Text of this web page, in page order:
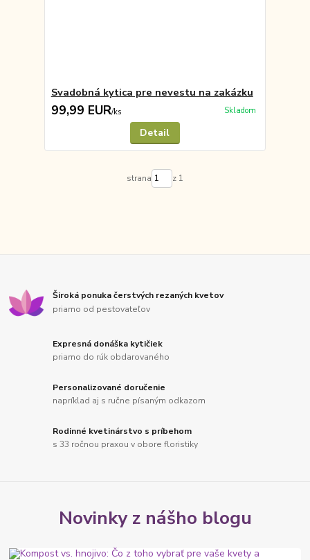
Svadobná kytica pre nevestu na zakázku
99,99 EUR/ks Skladom
Detail
strana z 1
Široká ponuka čerstvých rezaných kvetov
priamo od pestovateľov
Expresná donáška kytičiek
priamo do rúk obdarovaného
Personalizované doručenie
napríklad aj s ručne písaným odkazom
Rodinné kvetinárstvo s príbehom
s 33 ročnou praxou v obore floristiky
Novinky z nášho blogu